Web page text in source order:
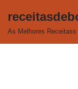
Pular
As Melhores Receitass